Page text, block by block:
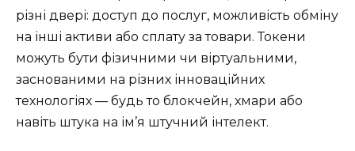
різні двері: доступ до послуг, можливість обміну
на інші активи або сплату за товари. Токени
можуть бути фізичними чи віртуальними,
заснованими на різних інноваційних
технологіях — будь то блокчейн, хмари або
навіть штука на ім’я штучний інтелект.